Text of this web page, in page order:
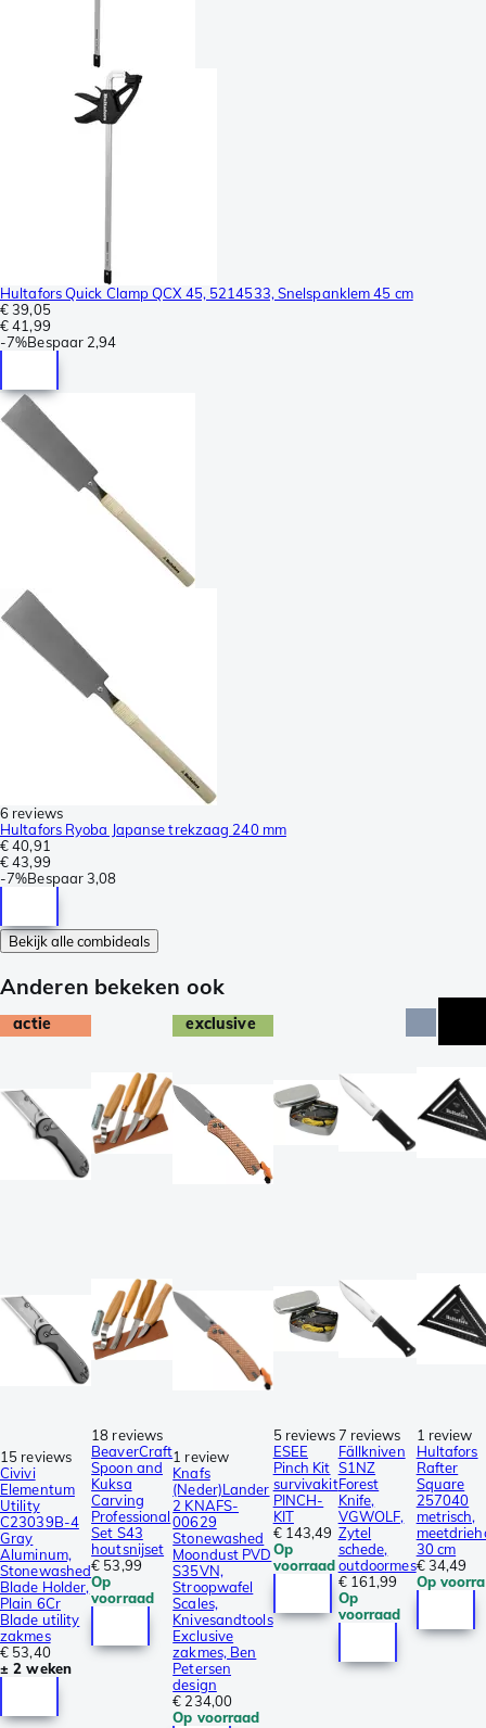
Hultafors Quick Clamp QCX 45, 5214533, Snelspanklem 45 cm
€ 39,05
€ 41,99
-7%Bespaar 2,94
6 reviews
Hultafors Ryoba Japanse trekzaag 240 mm
€ 40,91
€ 43,99
-7%Bespaar3,08
Bekijk alle combideals
Anderen bekeken ook
actie
15 reviews
Civivi
Elementum
Utility
C23039B-4
Gray
Aluminum,
Stonewashed
Blade Holder,
Plain 6Cr
Blade utility
zakmes
€ 53,40
± 2 weken
18 reviews
BeaverCraft
Spoon and
Kuksa
Carving
Professional
Set S43
houtsnijset
€ 53,99
Op
voorraad
exclusive
1 review
Knafs
(Neder)Lander
2 KNAFS-
00629
Stonewashed
Moondust PVD
S35VN,
Stroopwafel
Scales,
Knivesandtools
Exclusive
zakmes, Ben
Petersen
design
€ 234,00
Op voorraad
5 reviews
ESEE
Pinch Kit
survivakit
PINCH-
KIT
€ 143,49
Op
voorraad
7 reviews
Fällkniven
S1NZ
Forest
Knife,
VGWOLF,
Zytel
schede,
outdoormes
€ 161,99
Op
voorraad
1 review
Hultafors
Rafter
Square
257040
metrisch,
30 cm
€ 34,49
Op